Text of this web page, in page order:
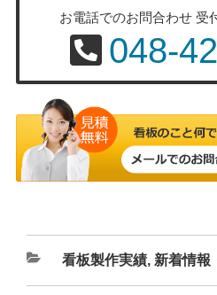
お電話でのお問合わせ 受
048-
カ
テ
看板製作実績, 新着情報